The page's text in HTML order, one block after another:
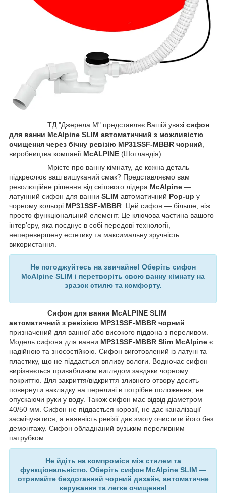
ТД "Джерела М" представляє Вашій увазі сифон
для ванни McAlpine SLIM автоматичний з можливістю
очищення через бічну ревізію MP31SSF-MBBR чорний,
виробництва компанії McALPINE (Шотландія).
Мрієте про ванну кімнату, де кожна деталь
підкреслює ваш вишуканий смак? Представляємо вам
революційне рішення від світового лідера McAlpine —
латунний сифон для ванни SLIM автоматичний Pop-up у
чорному кольорі MP31SSF-MBBR. Цей сифон — більше, ніж
просто функціональний елемент. Це ключова частина вашого
інтер'єру, яка поєднує в собі передові технології,
неперевершену естетику та максимальну зручність
використання.
Не погоджуйтесь на звичайне! Оберіть сифон
McAlpine SLIM і перетворіть свою ванну кімнату на
зразок стилю та комфорту.
Сифон для ванни McALPINE SLIM
автоматичний з ревізією MP31SSF-MBBR чорний
призначений для ванної або високого піддона з переливом.
Модель сифона для ванни MP31SSF-MBBR Slim McAlpine є
надійною та зносостійкою. Сифон виготовлений із латуні та
пластику, що не піддається впливу вологи. Водночас сифон
вирізняється привабливим виглядом завдяки чорному
покриттю. Для закриття/відкриття зливного отвору досить
повернути накладку на переливі в потрібне положення, не
опускаючи руки у воду. Також сифон має відвід діаметром
40/50 мм. Сифон не піддається корозії, не дає каналізації
засмічуватися, а наявність ревізії дає змогу очистити його без
демонтажу. Сифон обладнаний вузьким переливним
патрубком.
Не йдіть на компроміси між стилем та
функціональністю. Оберіть сифон McAlpine SLIM —
отримайте бездоганний чорний дизайн, автоматичне
керування та легке очищення!